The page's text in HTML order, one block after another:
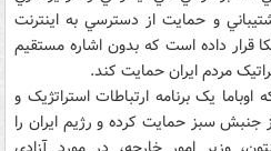
و حمايت از دسترسي به اينترنت
قرار داده است که بدون اشاره مستقيم
مردم ايران حمايت کند.
يک برنامه ارتباطات استراتژيک و
از جنبش سبز حمايت کرده و رژيم ايران را